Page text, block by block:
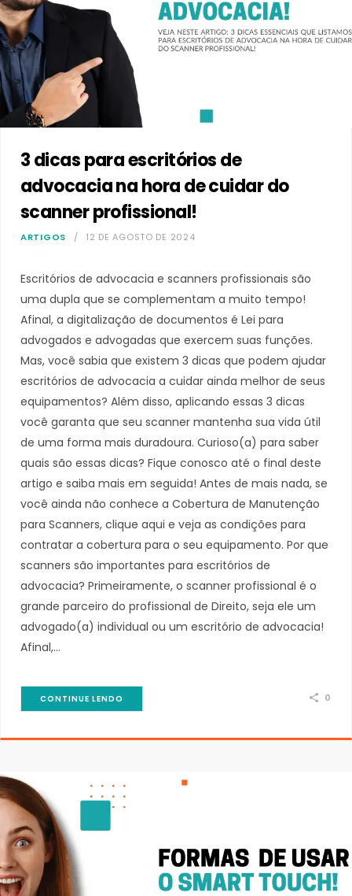
3 dicas para escritórios de
advocacia na hora de cuidar do
scanner profissional!
ARTIGOS 12 DE AGOSTO DE 2024
Escritórios de advocacia e scanners profissionais são
uma dupla que se complementam a muito tempo!
Afinal, a digitalização de documentos é Lei para
advogados e advogadas que exercem suas funções.
Mas, você sabia que existem 3 dicas que podem ajudar
escritórios de advocacia a cuidar ainda melhor de seus
equipamentos? Além disso, aplicando essas 3 dicas
você garanta que seu scanner mantenha sua vida útil
de uma forma mais duradoura. Curioso(a) para saber
quais são essas dicas? Fique conosco até o final deste
artigo e saiba mais em seguida! Antes de mais nada, se
você ainda não conhece a Cobertura de Manutenção
para Scanners, clique aqui e veja as condições para
contratar a cobertura para o seu equipamento. Por que
scanners são importantes para escritórios de
advocacia? Primeiramente, o scanner profissional é o
grande parceiro do profissional de Direito, seja ele um
advogado(a) individual ou um escritório de advocacia!
Afinal,…
CONTINUE LENDO 0